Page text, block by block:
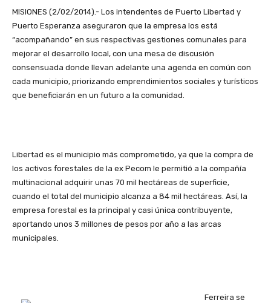
MISIONES (2/02/2014).- Los intendentes de Puerto Libertad y
Puerto Esperanza aseguraron que la empresa los está
“acompañando” en sus respectivas gestiones comunales para
mejorar el desarrollo local, con una mesa de discusión
consensuada donde llevan adelante una agenda en común con
cada municipio, priorizando emprendimientos sociales y turísticos
que beneficiarán en un futuro a la comunidad.
Libertad es el municipio más comprometido, ya que la compra de
los activos forestales de la ex Pecom le permitió a la compañía
multinacional adquirir unas 70 mil hectáreas de superficie,
cuando el total del municipio alcanza a 84 mil hectáreas. Así, la
empresa forestal es la principal y casi única contribuyente,
aportando unos 3 millones de pesos por año a las arcas
municipales.
Ferreira se